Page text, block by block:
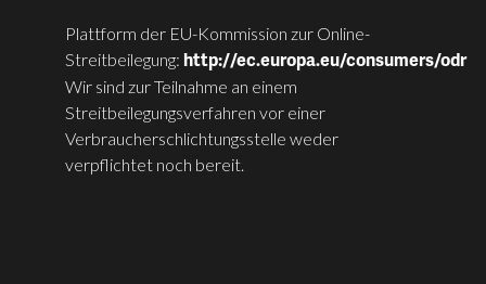
Plattform der EU-Kommission zur Online-
Streitbeilegung: http://ec.europa.eu/consumers/odr
Wir sind zur Teilnahme an einem
Streitbeilegungsverfahren vor einer
Verbraucherschlichtungsstelle weder
verpflichtet noch bereit.